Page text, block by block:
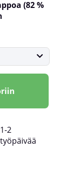
(82 %
1-2
työpäivää